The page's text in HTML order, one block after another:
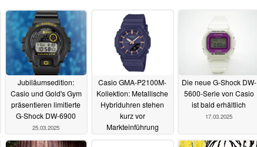
Jubiläumsedition:
Casio und Gold's Gym
präsentieren limitierte
G-Shock DW-6900
25.03.2025
Casio GMA-P2100M-
Kollektion: Metallische
Hybriduhren stehen
kurz vor
Markteinführung
Die neue G-Shock DW-
5600-Serie von Casio
ist bald erhältlich
17.03.2025